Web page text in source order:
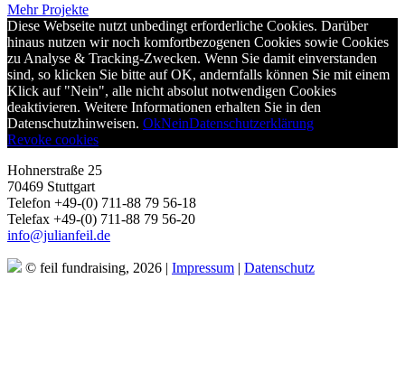
Mehr Projekte
Diese Webseite nutzt unbedingt erforderliche Cookies. Darüber
hinaus nutzen wir noch komfortbezogenen Cookies sowie Cookies
zu Analyse & Tracking-Zwecken. Wenn Sie damit einverstanden
sind, so klicken Sie bitte auf OK, andernfalls können Sie mit einem
Klick auf "Nein", alle nicht absolut notwendigen Cookies
deaktivieren. Weitere Informationen erhalten Sie in den
Datenschutzhinweisen. OkNeinDatenschutzerklärung
Revoke cookies
Hohnerstraße 25
70469 Stuttgart
Telefon +49-(0) 711-88 79 56-18
Telefax +49-(0) 711-88 79 56-20
info@julianfeil.de
© feil fundraising, 2026 | Impressum | Datenschutz